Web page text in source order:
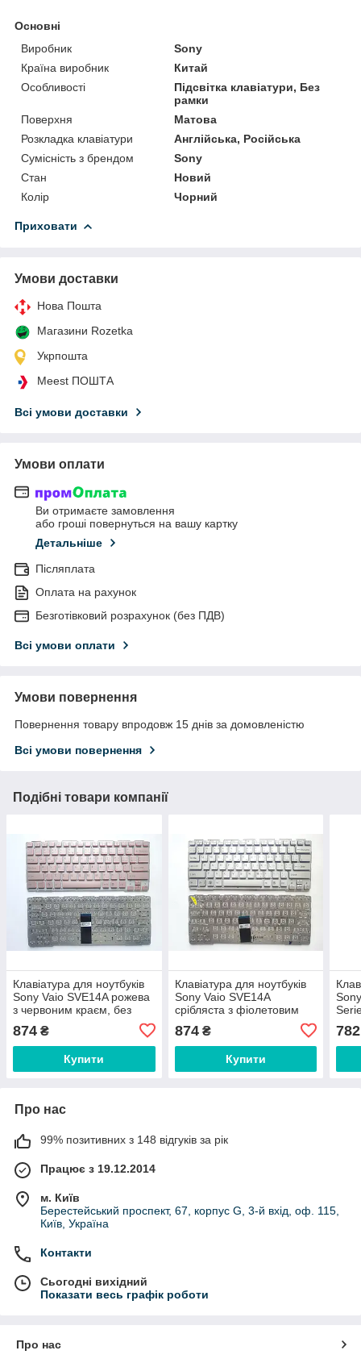
Основні
Виробник
Sony
Країна виробник
Китай
Особливості
Підсвітка клавіатури, Без
рамки
Поверхня
Матова
Розкладка клавіатури
Англійська, Російська
Сумісність з брендом
Sony
Стан
Новий
Колір
Чорний
Приховати
Умови доставки
Нова Пошта
Магазини Rozetka
Укрпошта
Meest ПОШТА
Всі умови доставки
Умови оплати
Ви отримаєте замовлення
або гроші повернуться на вашу картку
Детальніше
Післяплата
Оплата на рахунок
Безготівковий розрахунок (без ПДВ)
Всі умови оплати
Умови повернення
Повернення товару впродовж 15 днів за домовленістю
Всі умови повернення
Подібні товари компанії
Клавіатура для ноутбуків
Sony Vaio SVE14A рожева
з червоним краєм, без
рамки, під підсвітку RU/US
874 ₴
Купити
Клавіатура для ноутбуків
Sony Vaio SVE14A
срібляста з фіолетовим
підсвітку RU/US
874₴
Купити
782
Про нас
99% позитивних з 148 відгуків за рік
Працює з 19.12.2014
м. Київ
Берестейський проспект, 67, корпус G, 3-й вхід, оф. 115,
Київ, Україна
Контакти
Сьогодні вихідний
Показати весь графік роботи
Про нас